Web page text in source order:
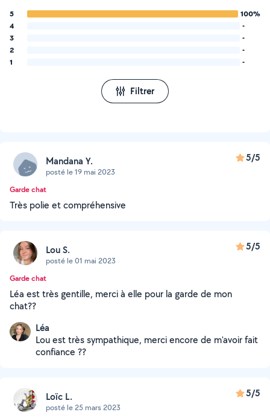
5
100%
4
-
3
-
2
-
1
-
Filtrer
Mandana Y.
posté le 19 mai 2023
5/5
Garde chat
Très polie et compréhensive
Lou S.
posté le 01 mai 2023
5/5
Garde chat
Léa est très gentille, merci à elle pour la garde de mon
chat??
Léa
Lou est très sympathique, merci encore de m'avoir fait
confiance ??
Loïc L.
posté le 25 mars 2023
5/5